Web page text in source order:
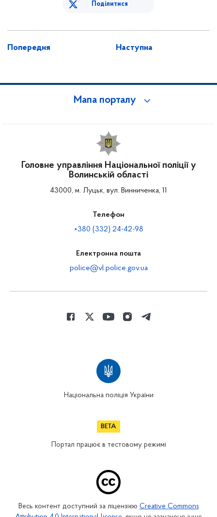
Поділитися
Попередня Наступна
Мапа порталу
Головне управління Національної поліції у
Волинській області
43000, м. Луцьк, вул. Винниченка, 11
Телефон
+380 (332) 24-42-98
Електронна пошта
police@vl.police.gov.ua
Національна поліція України
Портал працює в тестовому режимі
Весь контент доступний за ліцензією Creative Commons